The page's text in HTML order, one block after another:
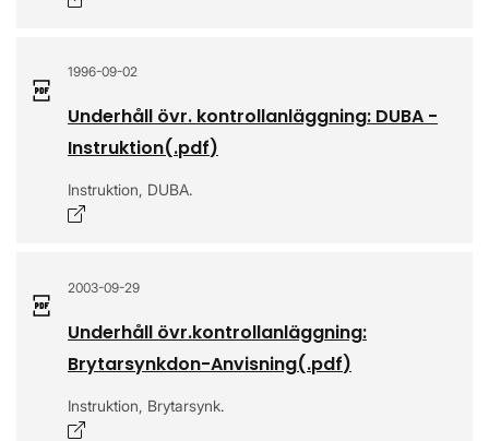
1996-09-02
Underhåll övr. kontrollanläggning: DUBA -
Instruktion(.pdf)
Instruktion, DUBA.
2003-09-29
Underhåll övr.kontrollanläggning:
Brytarsynkdon-Anvisning(.pdf)
Instruktion, Brytarsynk.